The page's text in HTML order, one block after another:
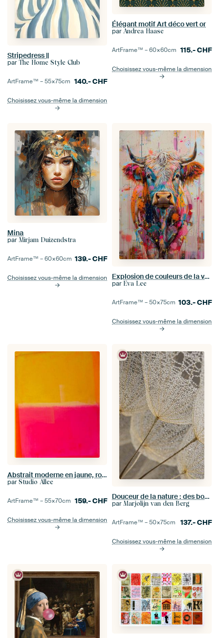
Stripedress ||
par The Home Style Club
ArtFrame™ –55×75cm 140.-CHF
Choisissez vous-même la dimension
Élégant motif Art déco vert or
par Andrea Haase
ArtFrame™ –60×60cm 115.-CHF
Choisissez vous-même la dimension
Mina
par Mirjam Duizendstra
ArtFrame™ –60×60cm 139.-CHF
Choisissez vous-même la dimension Explosion de couleurs de la vache écossaise Highlander
par Eva Lee
ArtFrame™ –50×75cm 103.-CHF
Choisissez vous-même la dimension
Abstrait moderne en jaune, rose et orange
par Studio Allee
ArtFrame™ –55×70cm 159.-CHF
Choisissez vous-même la dimension
Douceur de la nature : des bouffées de gouttelettes d'eau dans des tons naturels et calmes
par Marjolijn van den Berg
ArtFrame™ –50×75cm 137.-CHF
Choisissez vous-même la dimension